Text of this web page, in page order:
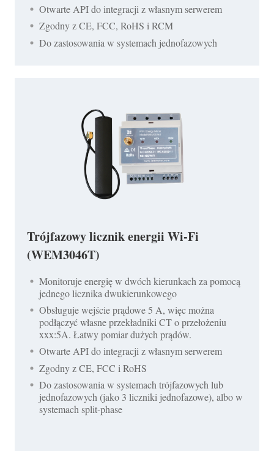
Otwarte API do integracji z własnym serwerem
Zgodny z CE, FCC, RoHS i RCM
Do zastosowania w systemach jednofazowych
Trójfazowy licznik energii Wi-Fi
(WEM3046T)
Monitoruje energię w dwóch kierunkach za pomocą
jednego licznika dwukierunkowego
Obsługuje wejście prądowe 5 A, więc można
podłączyć własne przekładniki CT o przełożeniu
xxx:5A. Łatwy pomiar dużych prądów.
Otwarte API do integracji z własnym serwerem
Zgodny z CE, FCC i RoHS
Do zastosowania w systemach trójfazowych lub
jednofazowych (jako 3 liczniki jednofazowe), albo w
systemach split-phase